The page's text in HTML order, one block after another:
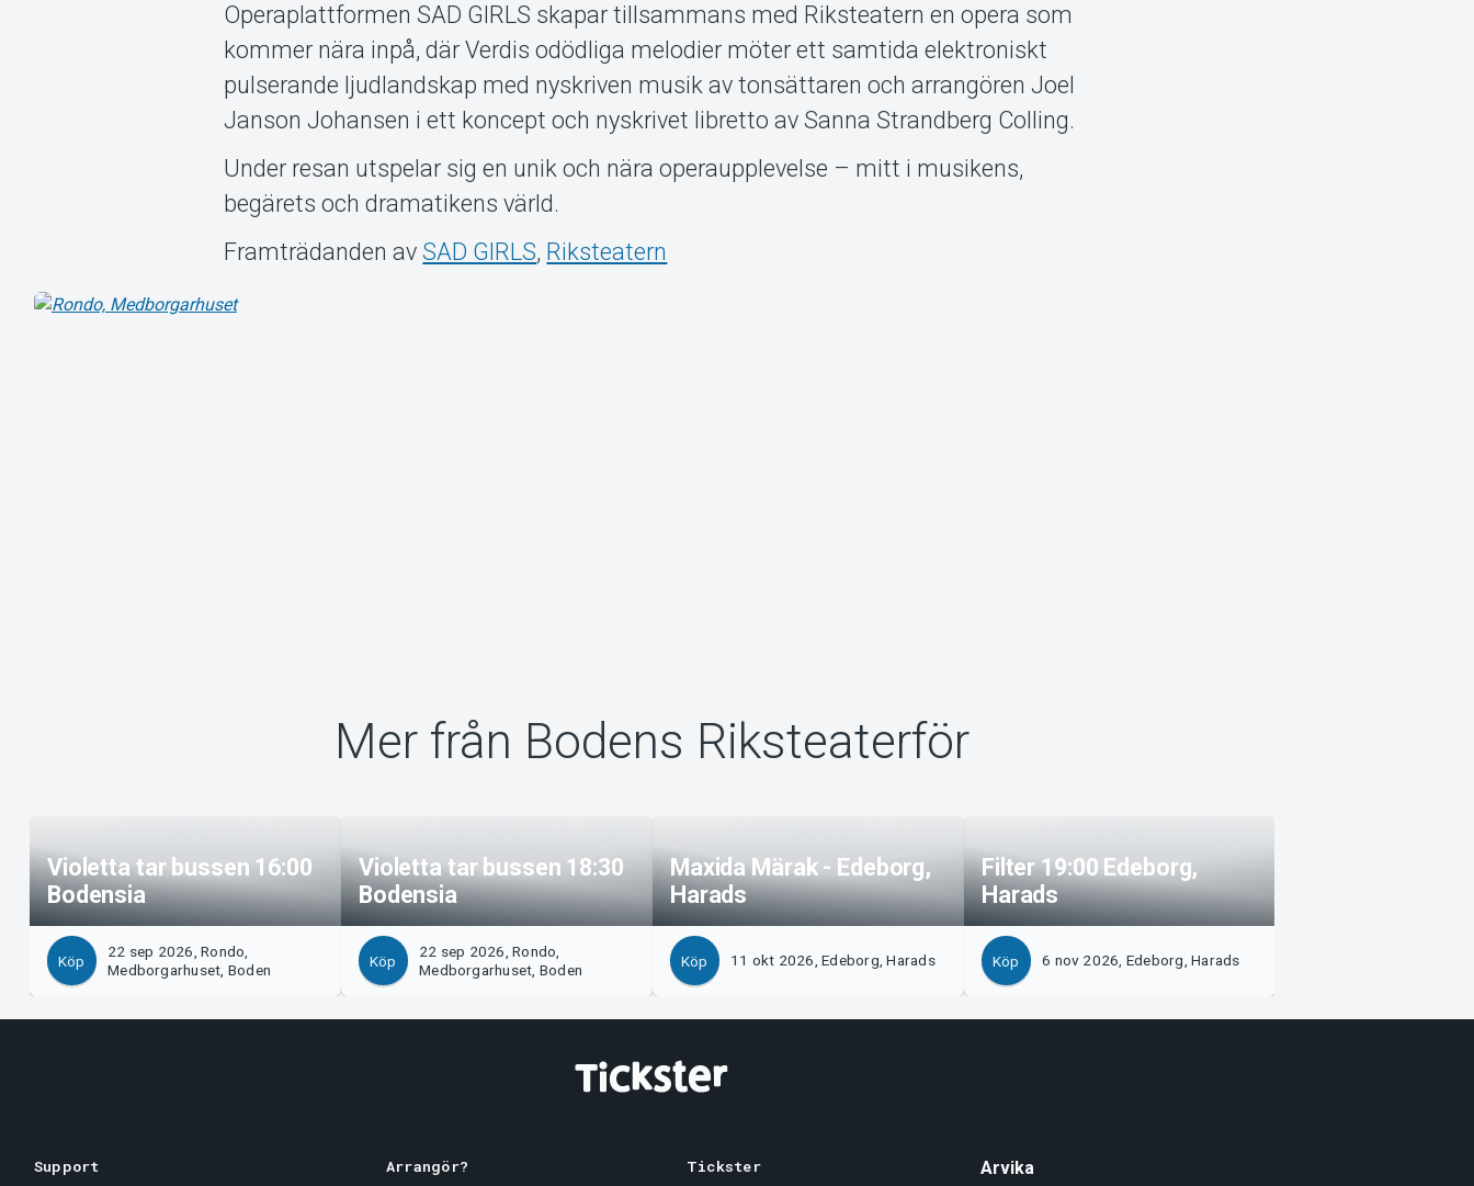
Operaplattformen SAD GIRLS skapar tillsammans med Riksteatern en opera som
kommer nära inpå, där Verdis odödliga melodier möter ett samtida elektroniskt
pulserande ljudlandskap med nyskriven musik av tonsättaren och arrangören Joel
Janson Johansen i ett koncept och nyskrivet libretto av Sanna Strandberg Colling.
Under resan utspelar sig en unik och nära operaupplevelse – mitt i musikens,
begärets och dramatikens värld.
Framträdanden av SAD GIRLS, Riksteatern
Mer från Bodens Riksteaterför
Violetta tar bussen 16:00
Bodensia
Köp
22 sep 2026, Rondo,
Medborgarhuset, Boden
Violetta tar bussen 18:30
Bodensia
Köp
22 sep 2026, Rondo,
Medborgarhuset, Boden
Maxida Märak - Edeborg,
Harads
Köp 11 okt 2026, Edeborg, Harads
Filter 19:00 Edeborg,
Harads
Köp 6 nov 2026, Edeborg, Harads
Support
Arrangör?
Tickster
Arvika